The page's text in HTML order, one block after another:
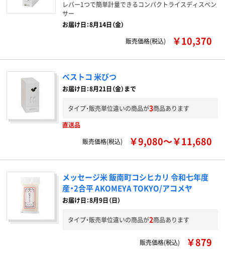
レバー1つで簡単計量できるコンパクトライスディスペン
サー
お届け日：8月14日（金）
販売価格(税込)
￥10,370
ベストコ 米びつ
お届け日：8月21日（金）まで
タイプ・販売単位違いの商品が3商品あります
直送品
販売価格(税込)
￥9,080～￥11,680
メッセージ米 飯南町コシヒカリ 令和七年度
産・2合平 AKOMEYA TOKYO/アコメヤ
お届け日：8月9日（日）
タイプ・販売単位違いの商品が2商品あります
販売価格(税込) ￥879